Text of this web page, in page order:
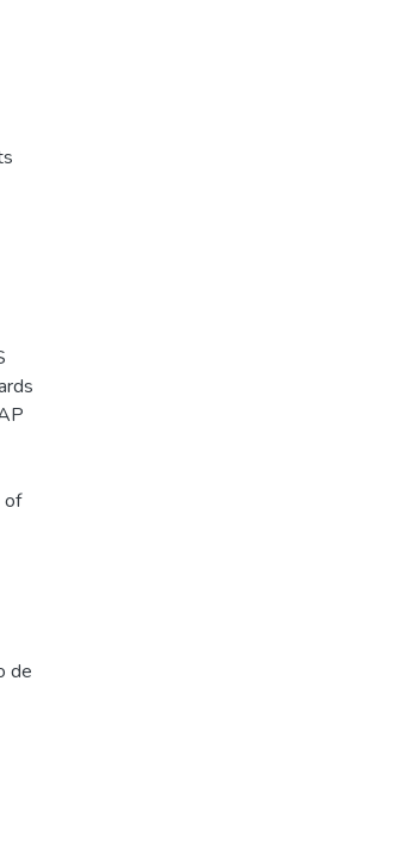
of
de